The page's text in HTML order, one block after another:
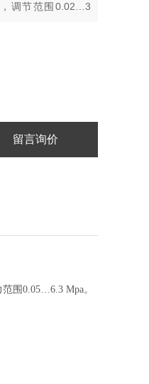
调节范围0.02…3
留言询价
范围0.05…6.3 Mpa。